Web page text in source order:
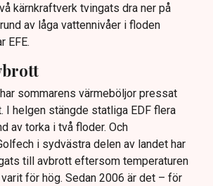
kärnkraftverk tvingats dra ner på
av låga vattennivåer i floden
EFE.
sommarens värmeböljor pressat
I helgen stängde statliga EDF flera
av torka i två floder. Och
i sydvästra delen av landet har
till avbrott eftersom temperaturen
för hög. Sedan 2006 är det – för